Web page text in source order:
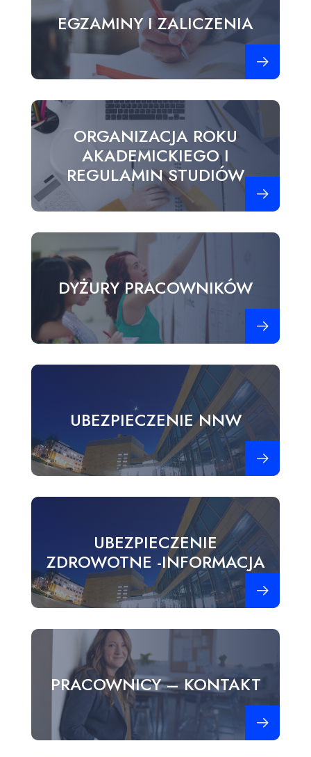
EGZAMINY I ZALICZENIA
ORGANIZACJA ROKU
AKADEMICKIEGO I
REGULAMIN STUDIÓWZobacz
DYŻURY PRACOWNIKÓW
UBEZPIECZENIE NNW
UBEZPIECZENIE
ZDROWOTNE -INFORMACJA
PRACOWNICY – KONTAKT